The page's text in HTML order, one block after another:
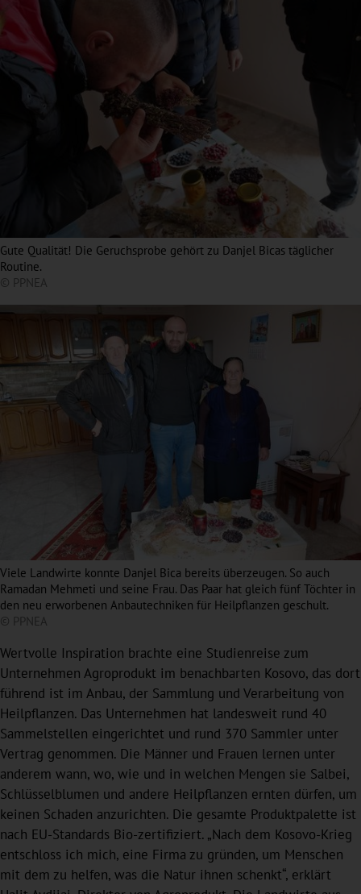
Gute Qualität! Die Geruchsprobe gehört zu Danjel Bicas täglicher
Routine.
© PPNEA
Viele Landwirte konnte Danjel Bica bereits überzeugen. So auch
Ramadan Mehmeti und seine Frau. Das Paar hat gleich fünf Töchter in
den neu erworbenen Anbautechniken für Heilpflanzen geschult.
© PPNEA
Wertvolle Inspiration brachte eine Studienreise zum
Unternehmen Agroprodukt im benachbarten Kosovo, das dort
führend ist im Anbau, der Sammlung und Verarbeitung von
Heilpflanzen. Das Unternehmen hat landesweit rund 40
Sammelstellen eingerichtet und rund 370 Sammler unter
Vertrag genommen. Die Männer und Frauen lernen unter
anderem wann, wo, wie und in welchen Mengen sie Salbei,
Schlüsselblumen und andere Heilpflanzen ernten dürfen, um
keinen Schaden anzurichten. Die gesamte Produktpalette ist
nach EU-Standards Bio-zertifiziert. „Nach dem Kosovo-Krieg
entschloss ich mich, eine Firma zu gründen, um Menschen
mit dem zu helfen, was die Natur ihnen schenkt“, erklärt